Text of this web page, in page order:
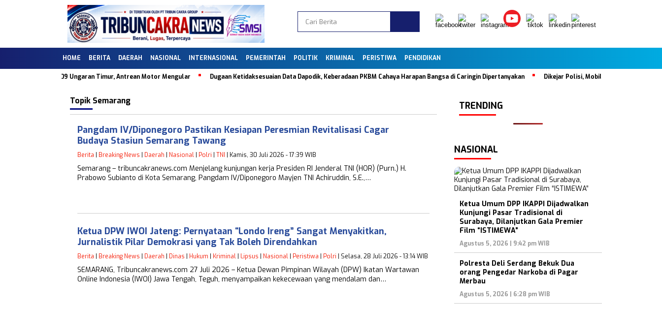
HOME BERITA DAERAH NASIONAL INTERNASIONAL PEMERINTAH POLITIK KRIMINAL PERISTIWA PENDIDIKAN
SPBU 44.505.09 Ungaran Timur, Antrean Motor Mengular Dugaan Ketidaksesuaian Data Dapodik, Keberadaan PKBM Cahaya Harapan Bangsa di Caringin Dipertanyakan Dikejar Polisi, Mobil Tabrak Satu Keluarga
Topik Semarang
Pangdam IV/Diponegoro Pastikan Kesiapan Peresmian Revitalisasi Cagar
Budaya Stasiun Semarang Tawang
Berita Breaking News Daerah Nasional Polri TNI | Kamis, 30 Juli 2026 - 17:39 WIB
Semarang – tribuncakranews.com Menjelang kunjungan kerja Presiden RI Jenderal TNI (HOR) (Purn.) H.
Prabowo Subianto di Kota Semarang, Pangdam IV/Diponegoro Mayjen TNI Achiruddin, S.E.,…
Ketua DPW IWOI Jateng: Pernyataan “Londo Ireng” Sangat Menyakitkan,
Jurnalistik Pilar Demokrasi yang Tak Boleh Direndahkan
Berita Breaking News Daerah Dinas Hukum Kriminal Lipsus Nasional Peristiwa Polri | Selasa, 28 Juli 2026 - 13:14 WIB
SEMARANG, Tribuncakranews.com 27 Juli 2026 – Ketua Dewan Pimpinan Wilayah (DPW) Ikatan Wartawan
Online Indonesia (IWOI) Jawa Tengah, Teguh, menyampaikan kekecewaan yang mendalam dan…
TRENDING
NASIONAL
Ketua Umum DPP IKAPPI Dijadwalkan
Kunjungi Pasar Tradisional di
Surabaya, Dilanjutkan Gala Premier
Film “ISTIMEWA”
Agustus 5, 2026 | 9:42 pm WIB
Polresta Deli Serdang Bekuk Dua
orang Pengedar Narkoba di Pagar
Merbau
Agustus 5, 2026 | 6:28 pm WIB